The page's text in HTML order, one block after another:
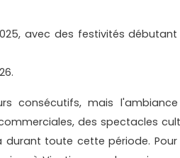
avec des festivités débutant
consécutifs, mais
des spectacles
toute cette période.